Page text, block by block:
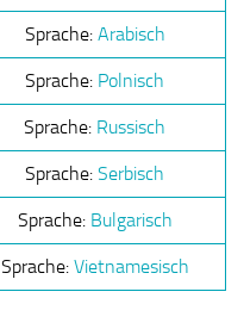
Sprache: Arabisch
Sprache: Polnisch
Sprache: Russisch
Sprache: Serbisch
Sprache: Bulgarisch
Sprache: Vietnamesisch